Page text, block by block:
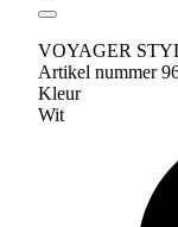
VOYAGER
Artikel nummer
Kleur
Wit